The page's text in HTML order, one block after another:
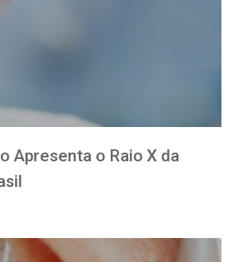
Apresenta o Raio X da